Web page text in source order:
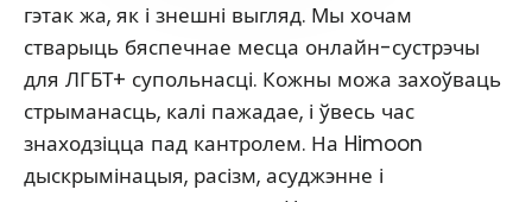
гэтак жа, як і знешні выгляд. Мы хочам
стварыць бяспечнае месца онлайн-сустрэчы
для ЛГБТ+ супольнасці. Кожны можа захоўваць
стрыманасць, калі пажадае, і ўвесь час
знаходзіцца пад кантролем. На Himoon
дыскрымінацыя, расізм, асуджэнне і